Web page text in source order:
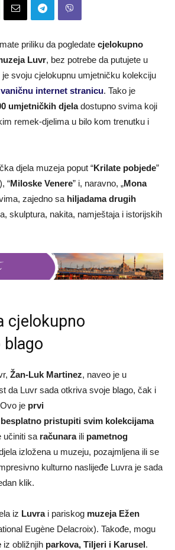
priliku da pogledate cjelokupno
Luvr, bez potrebe da putujete u
svoju cjelokupnu umjetničku kolekciju
internet stranicu. Tako je
umjetničkih djeladostupno svima koji
remek-djelima u bilo kom trenutku i
djela muzeja poput “Krilate pobjede”
“Miloske Venere” ​​i, naravno, „Mona
zajedno sa hiljadama drugih
skulptura, nakita, namještaja i istorijskih
cjelokupno
Žan-Luk Martinez, naveo je u
da Luvr sada otkriva svoje blago, čak i
je prvi
besplatno pristupiti svim kolekcijama
učiniti sa računaraili pametnog
izložena u muzeju, pozajmljena ili se
kulturno naslijeđe Luvra je sada
klik.
iz Luvrai pariskog muzeja Ežen
Eugène Delacroix). Takođe, mogu
iz obližnjih parkova, Tiljeri i Karusel.